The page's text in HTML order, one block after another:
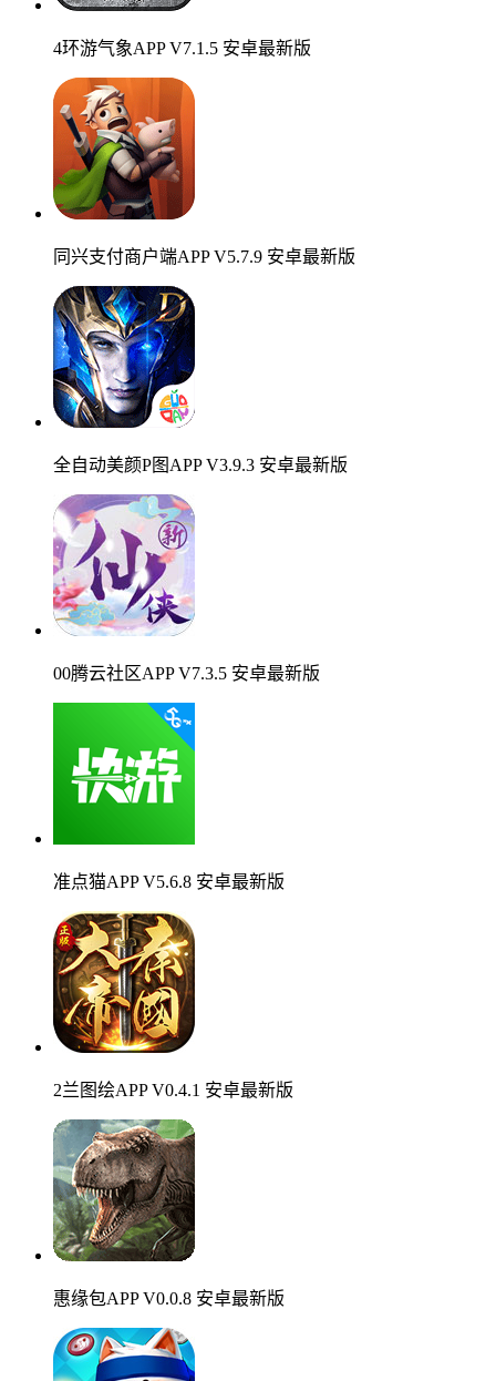
4环游气象APP V7.1.5 安卓最新版
同兴支付商户端APP V5.7.9 安卓最新版
全自动美颜P图APP V3.9.3 安卓最新版
00腾云社区APP V7.3.5 安卓最新版
准点猫APP V5.6.8 安卓最新版
2兰图绘APP V0.4.1 安卓最新版
惠缘包APP V0.0.8 安卓最新版